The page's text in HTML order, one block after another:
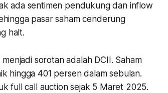
ada sentimen pendukung dan inflow
pasar saham cenderung
halt.
sorotan adalah DCII. Saham
hingga 401 persen dalam sebulan.
full call auction sejak 5 Maret 2025.